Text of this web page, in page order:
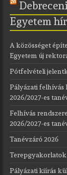
Egyetem
A közösséget
Egyetem új
Pótfelvételi
Pályázati felhívás
2026/2027-es
Felhívás
2026/2027-es
Tanévzáró 2026
Terepgyakorlatok
Pályázati kiírás